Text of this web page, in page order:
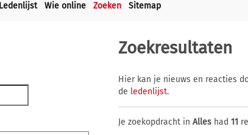
Ledenlijst Wie online Zoeken Sitemap
Zoekresultaten
Hier kan je nieuws en reacties
de ledenlijst.
Je zoekopdracht in Alles had 11